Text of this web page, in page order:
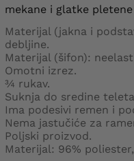
mekane i glatke
Materijal (jakna i
debljine.
Materijal (šifon):
Omotni izrez.
¾ rukav.
Suknja do sredine
Ima podesivi remen i
Nema jastučiće za
Poljski proizvod.
Materijal: 96%